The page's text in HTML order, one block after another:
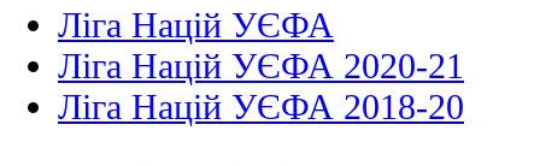
Ліга Націй УЄФА
Ліга Націй УЄФА 2020-21
Ліга Націй УЄФА 2018-20